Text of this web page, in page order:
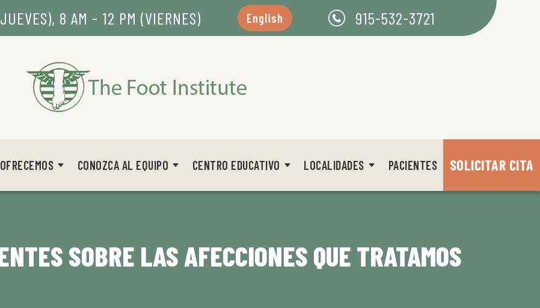
8 AM - 12 PM (VIERNES) English 915-532-3721
CONOZCA AL EQUIPO CENTRO EDUCATIVO LOCALIDADES PACIENTES SOLICITAR CITA
SOBRE LAS AFECCIONES QUE TRATAMOS